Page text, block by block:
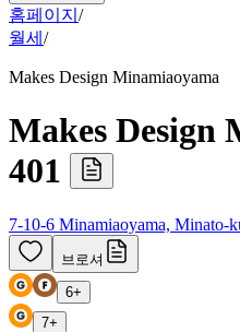
홈페이지 /
월세 /
Makes Design Minamiaoyama
Makes Design
401
7-10-6 Minamiaoyama, Minato-
브로셔
6+
7+